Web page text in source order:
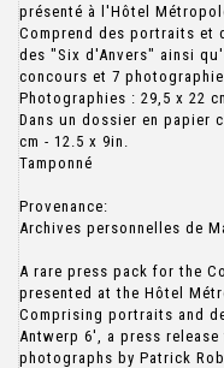
présenté à l'Hôtel
Comprend des portraits et
des "Six d'Anvers" ainsi
concours et 7
Photographies : 29,5 x 22
Dans un dossier en papier
cm - 12.5 x 9in.
Tamponné
Provenance:
Archives personnelles de
A rare press pack for the
presented at the Hôtel
Comprising portraits and
Antwerp 6', a press
photographs by Patrick